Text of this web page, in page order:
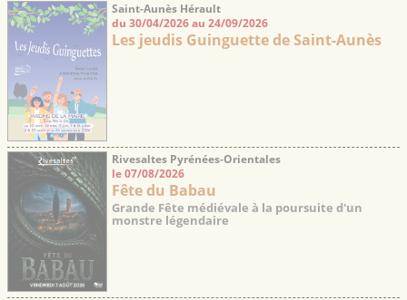
Saint-Aunès Hérault
du 30/04/2026 au 24/09/2026
Les jeudis Guinguette de Saint-Aunès
Rivesaltes Pyrénées-Orientales
le 07/08/2026
Fête du Babau
Grande Fête médiévale à la poursuite d'un
monstre légendaire